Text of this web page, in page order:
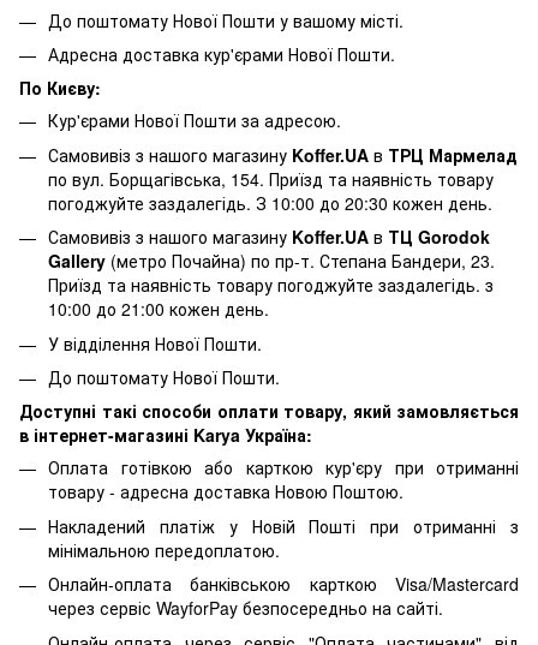
До поштомату Нової Пошти у вашому місті.
Адресна доставка кур'єрами Нової Пошти.
По Києву:
Кур'єрами Нової Пошти за адресою.
Самовивіз з нашого магазину Koffer.UA в ТРЦ Мармелад
по вул. Борщагівська, 154. Приїзд та наявність товару
погоджуйте заздалегідь. З 10:00 до 20:30 кожен день.
Самовивіз з нашого магазину Koffer.UA в ТЦ Gorodok
Gallery (метро Почайна) по пр-т. Степана Бандери, 23.
Приїзд та наявність товару погоджуйте заздалегідь. з
10:00 до 21:00 кожен день.
У відділення Нової Пошти.
До поштомату Нової Пошти.
Доступні такі способи оплати товару, який замовляється
в інтернет-магазині Karya Україна:
Оплата готівкою або карткою кур'єру при отриманні
товару - адресна доставка Новою Поштою.
Накладений платіж у Новій Пошті при отриманні з
мінімальною передоплатою.
Онлайн-оплата банківською карткою Visa/Mastercard
через сервіс WayforPay безпосередньо на сайті.